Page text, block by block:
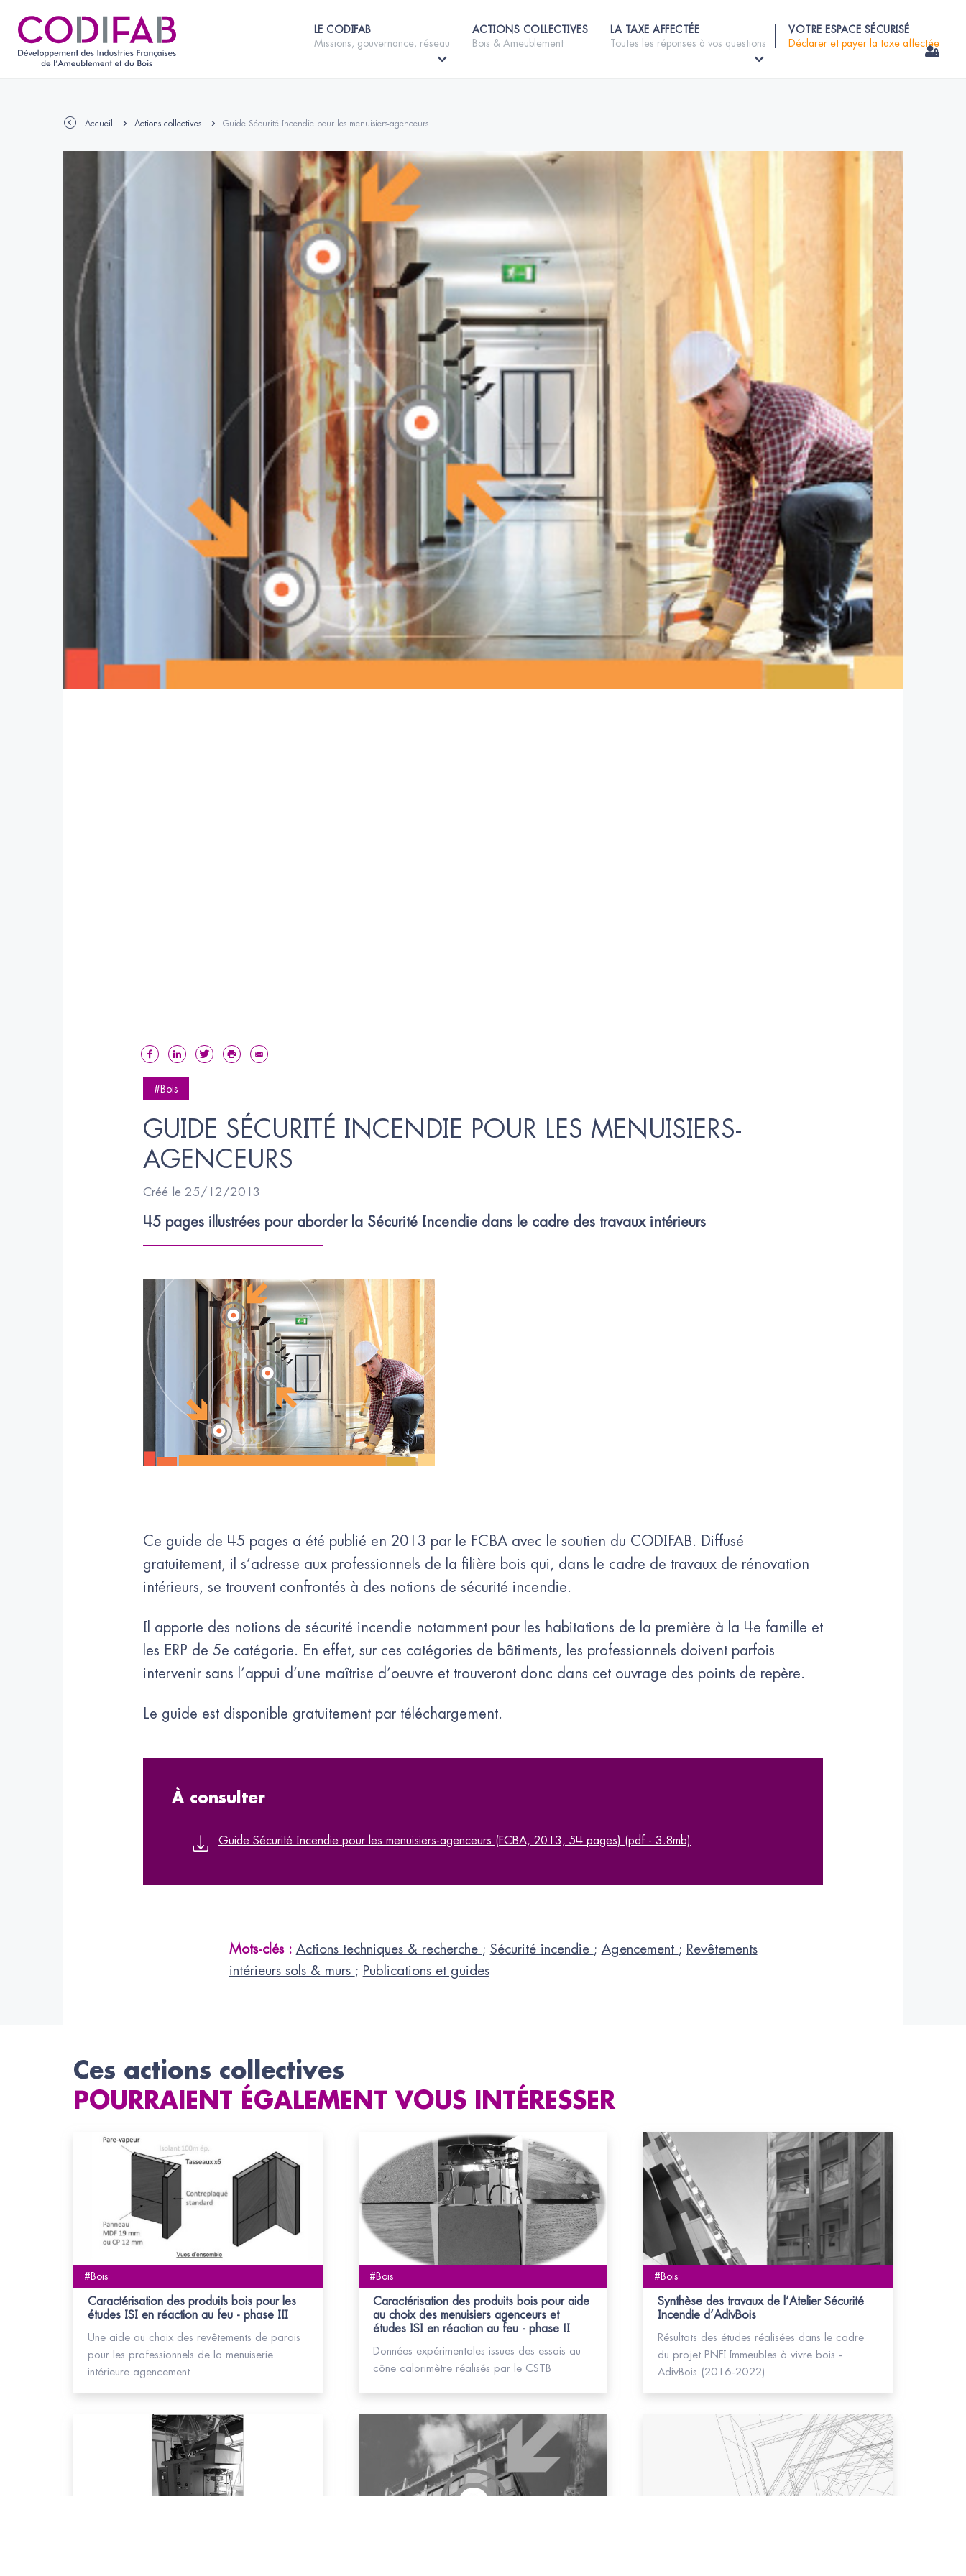
LE CODIFAB
Missions, gouvernance, réseau
ACTIONS COLLECTIVES
Bois & Ameublement
LA TAXE AFFECTÉE
Toutes les réponses à vos questions
VOTRE ESPACE SÉCURISÉ
Déclarer et payer la taxe affectée
Accueil Actions collectives Guide Sécurité Incendie pour les menuisiers-agenceurs
#Bois
GUIDE SÉCURITÉ INCENDIE POUR LES MENUISIERS-
AGENCEURS
Créé le 25/12/2013
45 pages illustrées pour aborder la Sécurité Incendie dans le cadre des travaux intérieurs
Ce guide de 45 pages a été publié en 2013 par le FCBA avec le soutien du CODIFAB. Diffusé
gratuitement, il s’adresse aux professionnels de la filière bois qui, dans le cadre de travaux de rénovation
intérieurs, se trouvent confrontés à des notions de sécurité incendie.
Il apporte des notions de sécurité incendie notamment pour les habitations de la première à la 4e famille et
les ERP de 5e catégorie. En effet, sur ces catégories de bâtiments, les professionnels doivent parfois
intervenir sans l’appui d’une maîtrise d’oeuvre et trouveront donc dans cet ouvrage des points de repère.
Le guide est disponible gratuitement par téléchargement.
À consulter
Guide Sécurité Incendie pour les menuisiers-agenceurs (FCBA, 2013, 54 pages) (pdf - 3.8mb)
Mots-clés : Actions techniques & recherche ; Sécurité incendie ; Agencement ; Revêtements
intérieurs sols & murs ; Publications et guides
Ces actions collectives
POURRAIENT ÉGALEMENT VOUS INTÉRESSER
#Bois
Caractérisation des produits bois pour les
études ISI en réaction au feu - phase III
Une aide au choix des revêtements de parois
pour les professionnels de la menuiserie
intérieure agencement
#Bois
Caractérisation des produits bois pour aide
au choix des menuisiers agenceurs et
études ISI en réaction au feu - phase II
Données expérimentales issues des essais au
cône calorimètre réalisés par le CSTB
#Bois
Synthèse des travaux de l’Atelier Sécurité
Incendie d’AdivBois
Résultats des études réalisées dans le cadre
du projet PNFI Immeubles à vivre bois -
AdivBois (2016-2022)